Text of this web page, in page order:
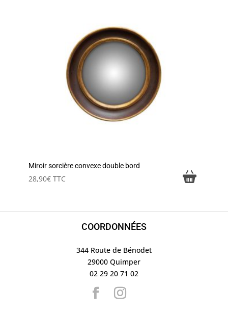
Miroir sorcière convexe double bord
28,90€ TTC
COORDONNÉES
344 Route de Bénodet
29000 Quimper
02 29 20 71 02